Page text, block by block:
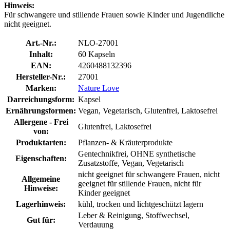
Hinweis:
Für schwangere und stillende Frauen sowie Kinder und Jugendliche
nicht geeignet.
Art.-Nr.:
NLO-27001
Inhalt:
60 Kapseln
EAN:
4260488132396
Hersteller-Nr.:
27001
Marken:
Nature Love
Darreichungsform: Kapsel
Ernährungsformen: Vegan, Vegetarisch, Glutenfrei, Laktosefrei
Allergene - Frei
von:
Glutenfrei, Laktosefrei
Produktarten:
Pflanzen- & Kräuterprodukte
Eigenschaften:
Gentechnikfrei, OHNE synthetische
Zusatzstoffe, Vegan, Vegetarisch
Allgemeine
Hinweise:
nicht geeignet für schwangere Frauen, nicht
geeignet für stillende Frauen, nicht für
Kinder geeignet
Lagerhinweis:
kühl, trocken und lichtgeschützt lagern
Gut für:
Leber & Reinigung, Stoffwechsel,
Verdauung